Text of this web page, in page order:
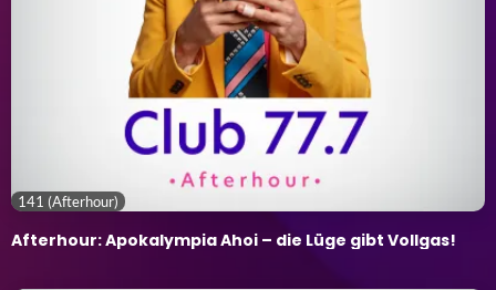
141 (Afterhour)
Afterhour: Apokalympia Ahoi – die Lüge gibt Vollgas!